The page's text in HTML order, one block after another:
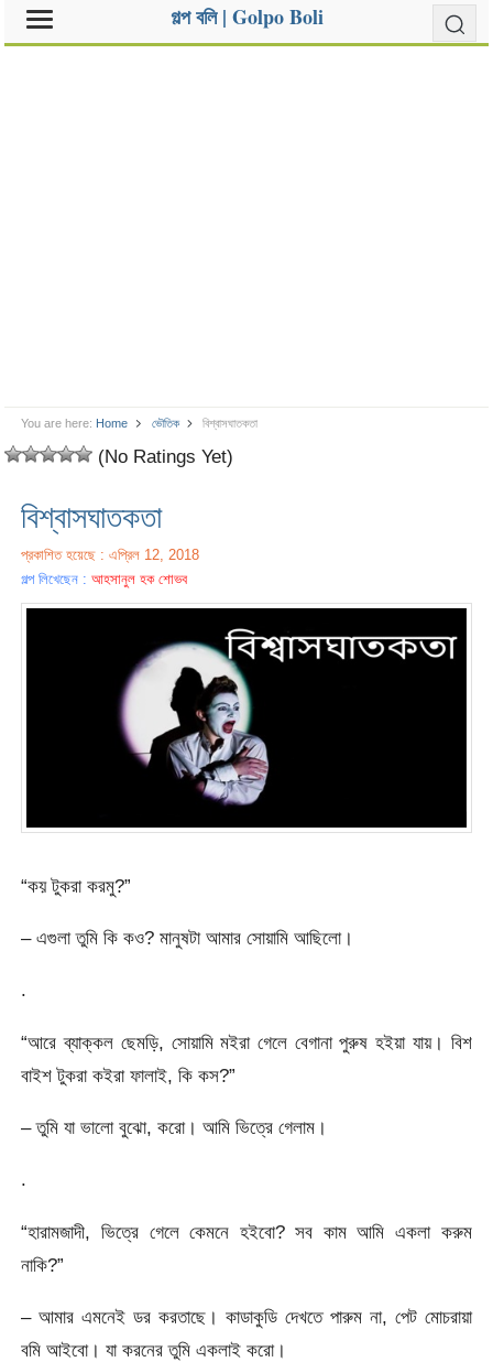
গল্প বলি | Golpo Boli
You are here: Home ভৌতিক বিশ্বাসঘাতকতা
(No Ratings Yet)
বিশ্বাসঘাতকতা
প্রকাশিত হয়েছে : এপ্রিল 12, 2018
গল্প লিখেছেন :আহসানুল হক শোভব
“কয় টুকরা করমু?”
– এগুলা তুমি কি কও? মানুষটা আমার সোয়ামি আছিলো।
.
“আরে ব্যাক্কল ছেমড়ি, সোয়ামি মইরা গেলে বেগানা পুরুষ হইয়া যায়। বিশ
বাইশ টুকরা কইরা ফালাই, কি কস?”
– তুমি যা ভালো বুঝো, করো। আমি ভিত্রে গেলাম।
.
“হারামজাদী, ভিত্রে গেলে কেমনে হইবো? সব কাম আমি একলা করুম
নাকি?”
– আমার এমনেই ডর করতাছে। কাডাকুডি দেখতে পারুম না, পেট মোচরায়া
বমি আইবো। যা করনের তুমি একলাই করো।